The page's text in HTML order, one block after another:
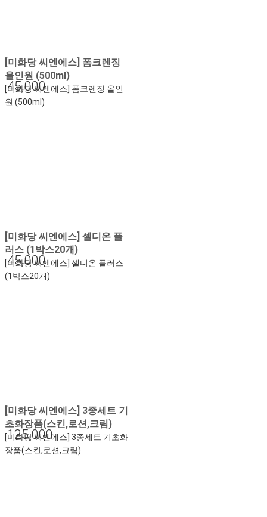
[미화당 씨엔에스] 폼크렌징
올인원 (500ml)
[미화당 씨엔에스] 폼크렌징 올인
원 (500ml)
45,000
[미화당 씨엔에스] 셀디온 플
러스 (1박스20개)
[미화당 씨엔에스] 셀디온 플러스
(1박스20개)
45,000
[미화당 씨엔에스] 3종세트 기
초화장품(스킨,로션,크림)
[미화당 씨엔에스] 3종세트 기초화
장품(스킨,로션,크림)
125,000